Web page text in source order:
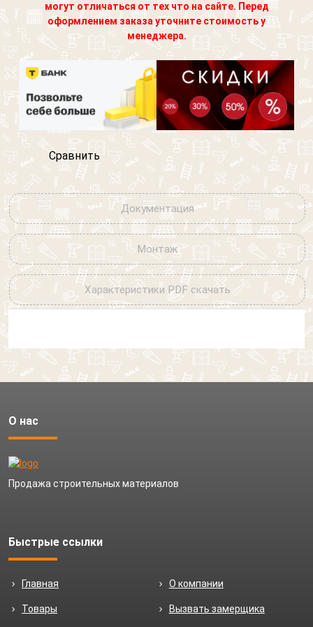
могут отличаться от тех что на сайте. Перед
оформлением заказа уточните стоимость у
менеджера.
Сравнить
Документация
Монтаж
Характеристики PDF скачать
Я согласен на обработкуперсональных данных
О нас
Продажа строительных материалов
Быстрые ссылки
Главная О компании
Товары Вызвать замерщика
изображен "Петух"
Выберите картинку где
изображен "Петух"
Фасад
Другое